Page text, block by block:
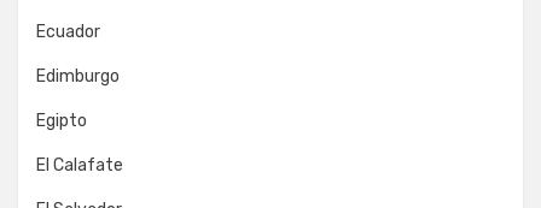
Ecuador
Edimburgo
Egipto
El Calafate